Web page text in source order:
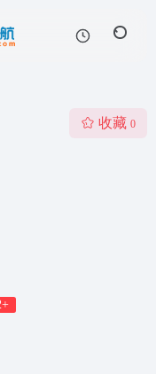
收藏 0